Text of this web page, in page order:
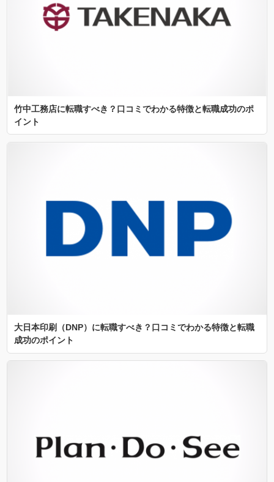
竹中工務店に転職すべき？口コミでわかる特徴と転職成功のポ
イント
大日本印刷（DNP）に転職すべき？口コミでわかる特徴と転職
成功のポイント